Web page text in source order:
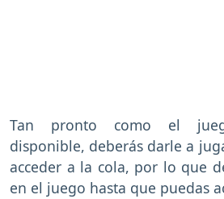
Tan pronto como el
disponible, deberás darle a
acceder a la cola, por lo que
en el juego hasta que puedas